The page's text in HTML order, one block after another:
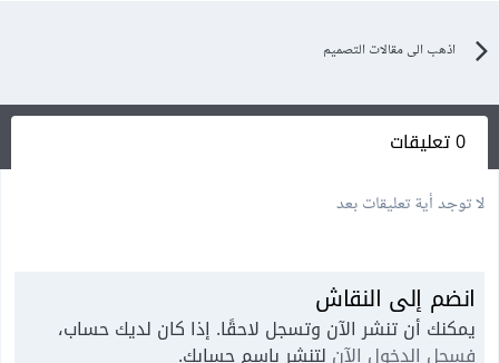
اذهب الى مقالات التصميم
0 تعليقات
لا توجد أية تعليقات بعد
انضم إلى النقاش
يمكنك أن تنشر الآن وتسجل لاحقًا. إذا كان لديك حساب،
فسجل الدخول الآن لتنشر باسم حسابك.